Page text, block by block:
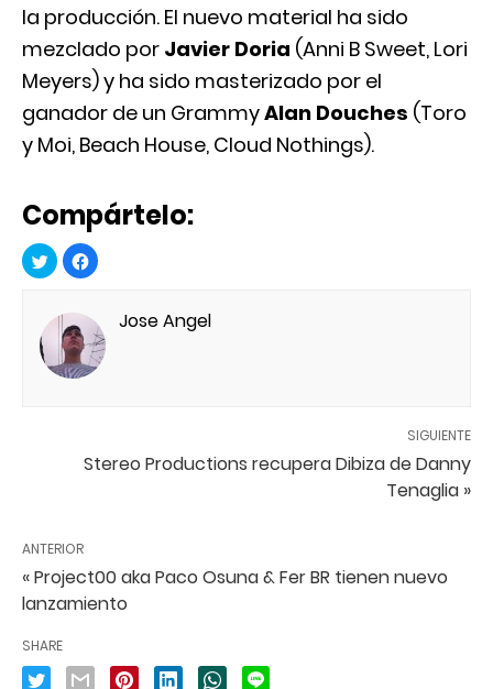
la producción. El nuevo material ha sido
mezclado por Javier Doria (Anni B Sweet, Lori
Meyers) y ha sido masterizado por el
ganador de un GrammyAlan Douches (Toro
y Moi, Beach House, Cloud Nothings).
Compártelo:
Jose Angel
SIGUIENTE
Stereo Productions recupera Dibiza de Danny
Tenaglia »
ANTERIOR
« Project00 aka Paco Osuna & Fer BR tienen nuevo
lanzamiento
SHARE